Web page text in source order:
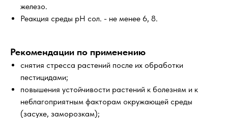
железо.
Реакция среды рН сол. - не менее 6, 8.
Рекомендации по применению
снятия стресса растений после их обработки
пестицидами;
повышения устойчивости растений к болезням и к
неблагоприятным факторам окружающей среды
(засухе, заморозкам);